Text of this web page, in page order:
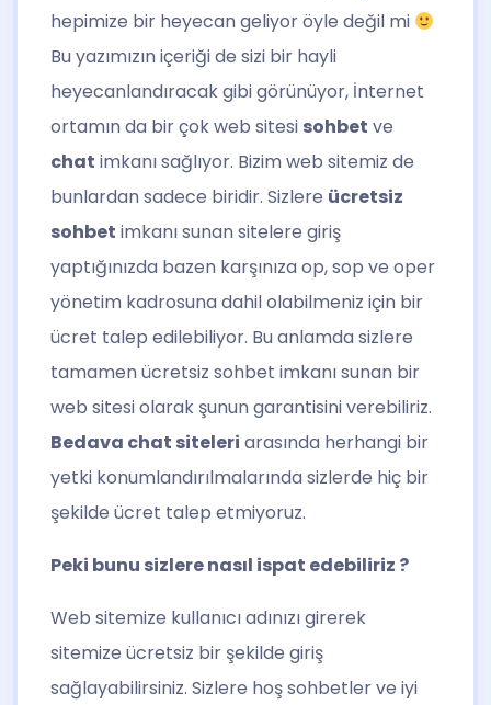
hepimize bir heyecan geliyor öyle değil mi
Bu yazımızın içeriği de sizi bir hayli
heyecanlandıracak gibi görünüyor, İnternet
ortamın da bir çok web sitesi sohbet ve
chat imkanı sağlıyor. Bizim web sitemiz de
bunlardan sadece biridir. Sizlere ücretsiz
sohbet imkanı sunan sitelere giriş
yaptığınızda bazen karşınıza op, sop ve oper
yönetim kadrosuna dahil olabilmeniz için bir
ücret talep edilebiliyor. Bu anlamda sizlere
tamamen ücretsiz sohbet imkanı sunan bir
web sitesi olarak şunun garantisini verebiliriz.
Bedava chat siteleri arasında herhangi bir
yetki konumlandırılmalarında sizlerde hiç bir
şekilde ücret talep etmiyoruz.
Peki bunu sizlere nasıl ispat edebiliriz ?
Web sitemize kullanıcı adınızı girerek
sitemize ücretsiz bir şekilde giriş
sağlayabilirsiniz. Sizlere hoş sohbetler ve iyi